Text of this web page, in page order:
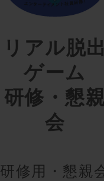
リアル脱
ゲーム
研修・懇
会
研修用・懇親